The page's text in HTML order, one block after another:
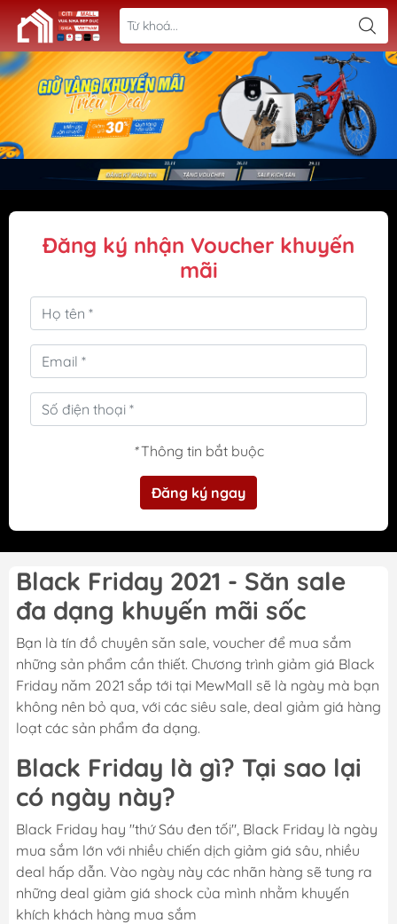
Đăng ký nhận Voucher khuyến
mãi
*Thông tin bắt buộc
Đăng ký ngay
Black Friday 2021 - Săn sale
đa dạng khuyến mãi sốc
Bạn là tín đồ chuyên săn sale, voucher để mua sắm
những sản phẩm cần thiết. Chương trình giảm giá Black
Friday năm 2021 sắp tới tại MewMall sẽ là ngày mà bạn
không nên bỏ qua, với các siêu sale, deal giảm giá hàng
loạt các sản phẩm đa dạng.
Black Friday là gì? Tại sao lại
có ngày này?
Black Friday hay "thứ Sáu đen tối", Black Friday là ngày
mua sắm lớn với nhiều chiến dịch giảm giá sâu, nhiều
deal hấp dẫn. Vào ngày này các nhãn hàng sẽ tung ra
những deal giảm giá shock của mình nhằm khuyến
khích khách hàng mua sắm